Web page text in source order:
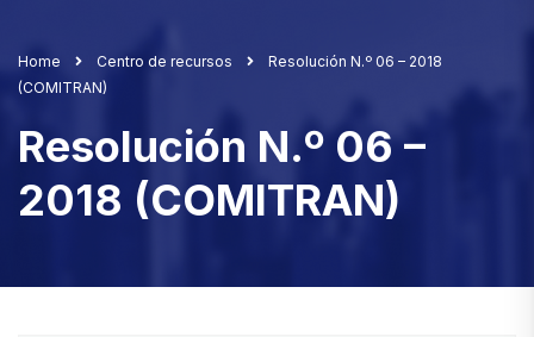
Home Centro de recursos
Resolución N.º 06 – 2018
(COMITRAN)
Resolución N.º 06 –
2018 (COMITRAN)